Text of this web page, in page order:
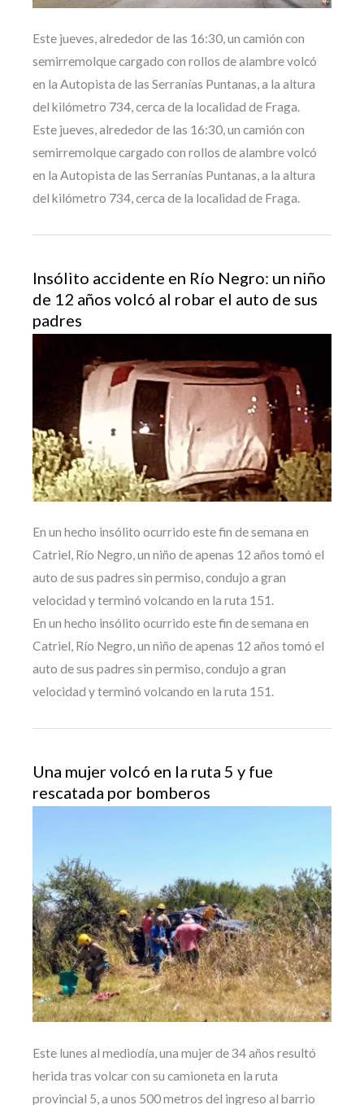
Este jueves, alrededor de las 16:30, un camión con
semirremolque cargado con rollos de alambre volcó
en la Autopista de las Serranías Puntanas, a la altura
del kilómetro 734, cerca de la localidad de Fraga.
Este jueves, alrededor de las 16:30, un camión con
semirremolque cargado con rollos de alambre volcó
en la Autopista de las Serranías Puntanas, a la altura
del kilómetro 734, cerca de la localidad de Fraga.
Insólito accidente en Río Negro: un niño
de 12 años volcó al robar el auto de sus
padres
En un hecho insólito ocurrido este fin de semana en
Catriel, Río Negro, un niño de apenas 12 años tomó el
auto de sus padres sin permiso, condujo a gran
velocidad y terminó volcando en la ruta 151.
En un hecho insólito ocurrido este fin de semana en
Catriel, Río Negro, un niño de apenas 12 años tomó el
auto de sus padres sin permiso, condujo a gran
velocidad y terminó volcando en la ruta 151.
Una mujer volcó en la ruta 5 y fue
rescatada por bomberos
Este lunes al mediodía, una mujer de 34 años resultó
herida tras volcar con su camioneta en la ruta
provincial 5, a unos 500 metros del ingreso al barrio